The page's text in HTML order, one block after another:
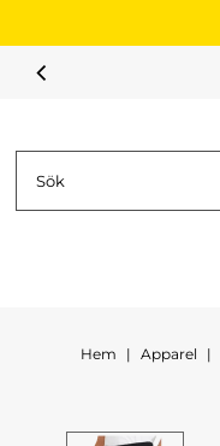
RABATT
Hem | Apparel |